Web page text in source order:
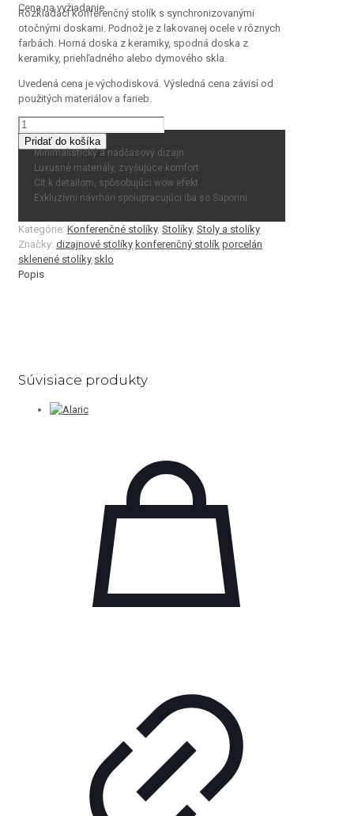
Cena na vyžiadanie
Rozkladací konferenčný stolík s synchronizovanými
otočnými doskami. Podnož je z lakovanej ocele v rôznych
farbách. Horná doska z keramiky, spodná doska z
keramiky, priehľadného alebo dymového skla.
Uvedená cena je východisková. Výsledná cena závisí od
použitých materiálov a farieb.
množstvo
DANCE
Pridať do košíka
Minimalistický a nadčasový dizajn
Luxusné materiály, zvyšujúce komfort
Cit k detailom, spôsobujúci wow efekt
Exkluzívni návrhári spolupracujúci iba so Saporini
Kategórie: Konferenčné stolíky, Stolíky, Stoly a stolíky
Značky: dizajnové stolíky konferenčný stolík porcelán
sklenené stolíky sklo
Popis
Súvisiace produkty